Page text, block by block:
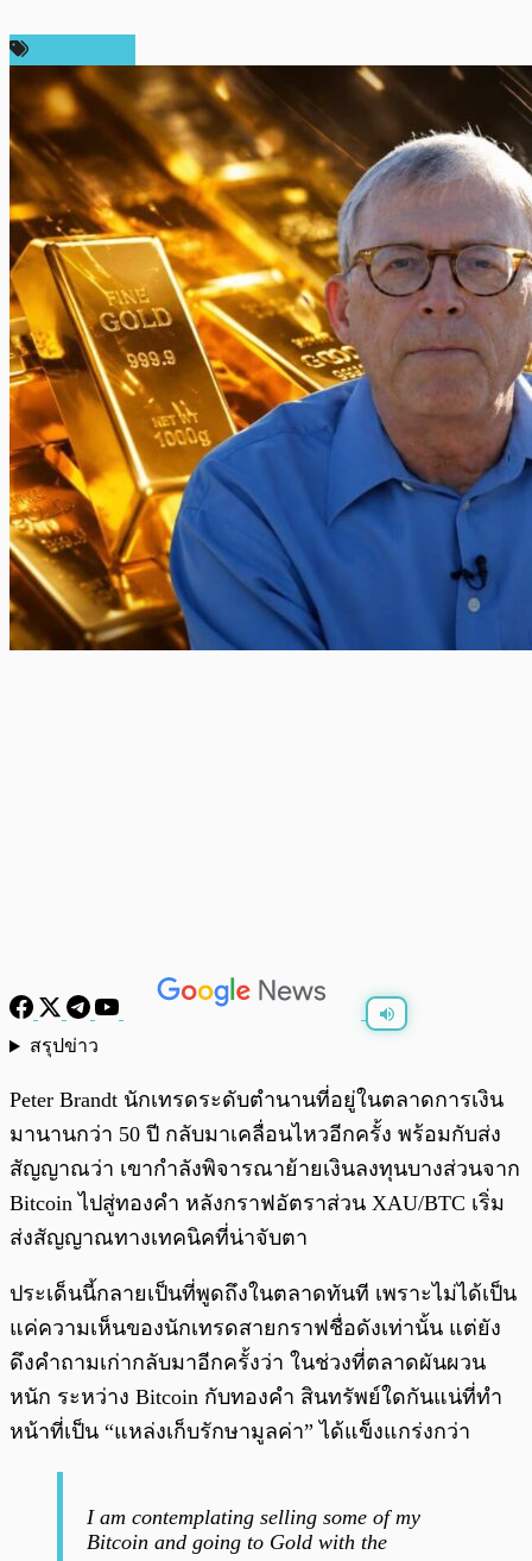
สรุปข่าว
Peter Brandt นักเทรดระดับตำนานที่อยู่ในตลาดการเงิน
มานานกว่า 50 ปี กลับมาเคลื่อนไหวอีกครั้ง พร้อมกับส่ง
สัญญาณว่า เขากำลังพิจารณาย้ายเงินลงทุนบางส่วนจาก
Bitcoin ไปสู่ทองคำ หลังกราฟอัตราส่วน XAU/BTC เริ่ม
ส่งสัญญาณทางเทคนิคที่น่าจับตา
ประเด็นนี้กลายเป็นที่พูดถึงในตลาดทันที เพราะไม่ได้เป็น
แค่ความเห็นของนักเทรดสายกราฟชื่อดังเท่านั้น แต่ยัง
ดึงคำถามเก่ากลับมาอีกครั้งว่า ในช่วงที่ตลาดผันผวน
หนัก ระหว่าง Bitcoin กับทองคำ สินทรัพย์ใดกันแน่ที่ทำ
หน้าที่เป็น “แหล่งเก็บรักษามูลค่า” ได้แข็งแกร่งกว่า
I am contemplating selling some of my
Bitcoin and going to Gold with the